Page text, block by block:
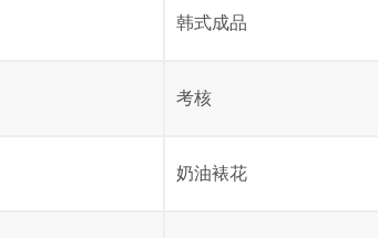
韩式成品
考核
奶油裱花